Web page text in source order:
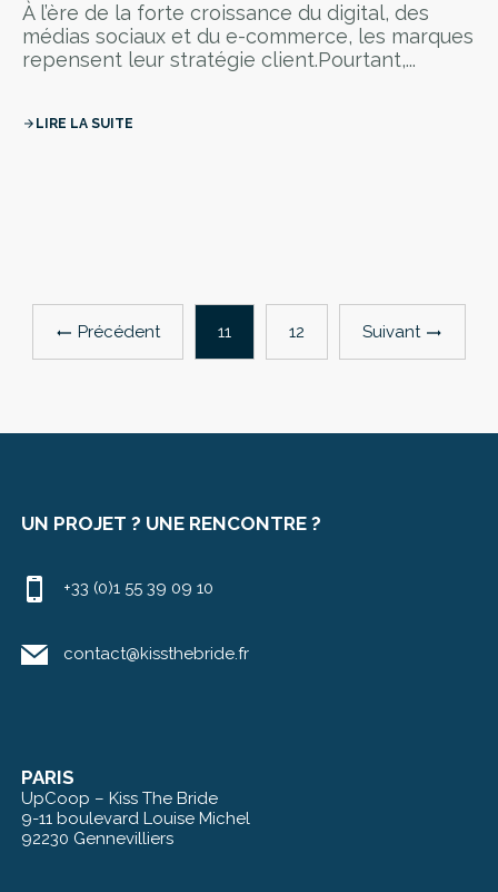
À l’ère de la forte croissance du digital, des
médias sociaux et du e-commerce, les marques
repensent leur stratégie client.Pourtant,...
arrow_forward LIRE LA SUITE
trending_flat Précédent 11 12 Suivant trending_flat
UN PROJET ? UNE RENCONTRE ?
+33 (0)1 55 39 09 10
contact@kissthebride.fr
PARIS
UpCoop – Kiss The Bride
9-11 boulevard Louise Michel
92230 Gennevilliers